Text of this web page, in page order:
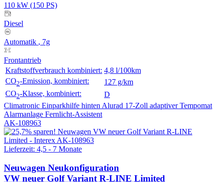
110 kW (150 PS)
Diesel
Automatik , 7g
Frontantrieb
Kraftstoffverbrauch kombiniert: 4,8 l/100km
CO2-Emission, kombiniert:
127 g/km
CO2-Klasse, kombiniert:
D
Climatronic Einparkhilfe hinten Alurad 17-Zoll adaptiver Tempomat
Alarmanlage Fernlicht-Assistent
AK-108963
Lieferzeit: 4,5 - 7 Monate
Neuwagen Neukonfiguration
VW neuer Golf Variant R-LINE Limited